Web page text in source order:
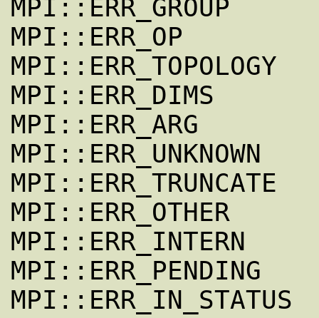
MPI::ERR_GROUP
MPI::ERR_OP
MPI::ERR_TOPOLOGY
MPI::ERR_DIMS
MPI::ERR_ARG
MPI::ERR_UNKNOWN
MPI::ERR_TRUNCATE
MPI::ERR_OTHER
MPI::ERR_INTERN
MPI::ERR_PENDING
MPI::ERR_IN_STATUS